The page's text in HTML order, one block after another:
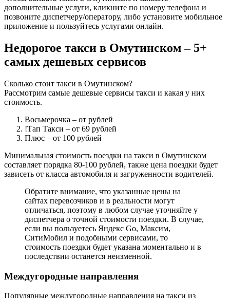
дополнительные услуги, кликните по номеру телефона и
позвоните диспетчеру/оператору, либо установите мобильное
приложение и пользуйтесь услугами онлайн.
Недорогое такси в Омутинском – 5+
самых дешевых сервисов
Сколько стоит такси в Омутинском?
Рассмотрим самые дешевые сервисы такси и какая у них
стоимость.
Восьмерочка – от рублей
!Тап Такси – от 69 рублей
Плюс – от 100 рублей
Минимальная стоимость поездки на такси в Омутинском
составляет порядка 80-100 рублей, также цена поездки будет
зависеть от класса автомобиля и загруженности водителей.
Обратите внимание, что указанные цены на
сайтах перевозчиков и в реальности могут
отличаться, поэтому в любом случае уточняйте у
диспетчера о точной стоимости поездки. В случае,
если вы пользуетесь Яндекс Go, Максим,
СитиМобил и подобными сервисами, то
стоимость поездки будет указана моментально и в
последствии останется неизменной.
Междугородные направления
Популярные междугородные направления на такси из